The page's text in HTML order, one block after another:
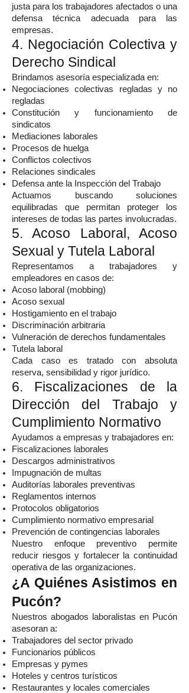
justa para los trabajadores afectados o una
defensa técnica adecuada para las
empresas.
4. Negociación Colectiva y
Derecho Sindical
Brindamos asesoría especializada en:
Negociaciones colectivas regladas y no
regladas
Constitución y funcionamiento de
sindicatos
Mediaciones laborales
Procesos de huelga
Conflictos colectivos
Relaciones sindicales
Defensa ante la Inspección del Trabajo
Actuamos buscando soluciones
equilibradas que permitan proteger los
intereses de todas las partes involucradas.
5. Acoso Laboral, Acoso
Sexual y Tutela Laboral
Representamos a trabajadores y
empleadores en casos de:
Acoso laboral (mobbing)
Acoso sexual
Hostigamiento en el trabajo
Discriminación arbitraria
Vulneración de derechos fundamentales
Tutela laboral
Cada caso es tratado con absoluta
reserva, sensibilidad y rigor jurídico.
6. Fiscalizaciones de la
Dirección del Trabajo y
Cumplimiento Normativo
Ayudamos a empresas y trabajadores en:
Fiscalizaciones laborales
Descargos administrativos
Impugnación de multas
Auditorías laborales preventivas
Reglamentos internos
Protocolos obligatorios
Cumplimiento normativo empresarial
Prevención de contingencias laborales
Nuestro enfoque preventivo permite
reducir riesgos y fortalecer la continuidad
operativa de las organizaciones.
¿A Quiénes Asistimos en
Pucón?
Nuestros abogados laboralistas en Pucón
asesoran a:
Trabajadores del sector privado
Funcionarios públicos
Empresas y pymes
Hoteles y centros turísticos
Restaurantes y locales comerciales